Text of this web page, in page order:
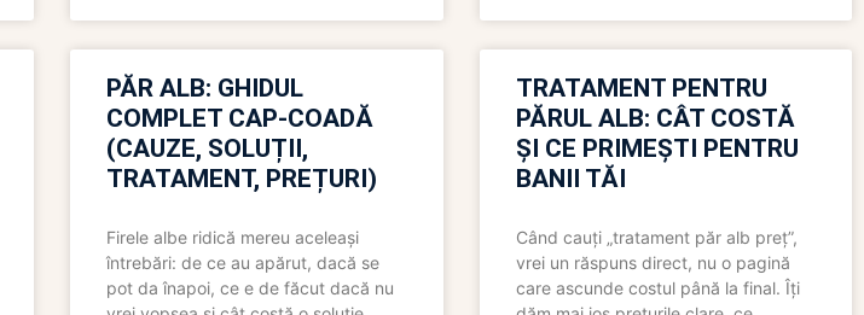
PĂR ALB: GHIDUL
COMPLET CAP-COADĂ
(CAUZE, SOLUȚII,
TRATAMENT, PREȚURI)
Firele albe ridică mereu aceleași
întrebări: de ce au apărut, dacă se
pot da înapoi, ce e de făcut dacă nu
TRATAMENT PENTRU
PĂRUL ALB: CÂT COSTĂ
ȘI CE PRIMEȘTI PENTRU
BANII TĂI
Când cauți „tratament păr alb preț”,
vrei un răspuns direct, nu o pagină
care ascunde costul până la final. Îți